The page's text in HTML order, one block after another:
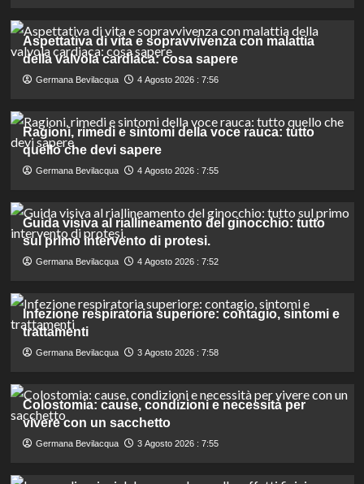
Aspettativa di vita e sopravvivenza con malattia
della valvola cardiaca: cosa sapere
Germana Bevilacqua 4 Agosto 2026 : 7:56
Ragioni, rimedi e sintomi della voce rauca: tutto
quello che devi sapere
Germana Bevilacqua 4 Agosto 2026 : 7:55
Guida visiva al riallineamento del ginocchio: tutto
sul primo intervento di protesi.
Germana Bevilacqua 4 Agosto 2026 : 7:52
Infezione respiratoria superiore: contagio, sintomi e
trattamenti
Germana Bevilacqua 3 Agosto 2026 : 7:58
Colostomia: cause, condizioni e necessità per
vivere con un sacchetto
Germana Bevilacqua 3 Agosto 2026 : 7:55